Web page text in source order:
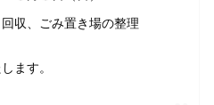
収、ごみ置き場の整理
ます。